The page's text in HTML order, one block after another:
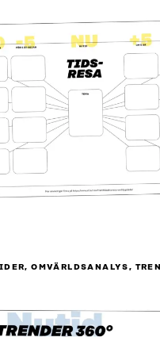
OMVÄRLDSANALYS,